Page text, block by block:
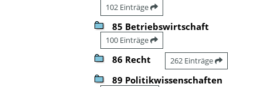
102 Einträge
85 Betriebswirtschaft
100 Einträge
86 Recht 262 Einträge
89 Politikwissenschaften